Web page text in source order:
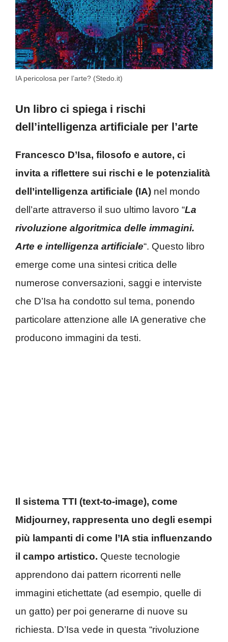
IA pericolosa per l’arte? (Stedo.it)
Un libro ci spiega i rischi
dell’intelligenza artificiale per l’arte
Francesco D’Isa, filosofo e autore, ci
invita a riflettere sui rischi e le potenzialità
dell’intelligenza artificiale (IA) nel mondo
dell’arte attraverso il suo ultimo lavoro “La
rivoluzione algoritmica delle immagini.
Arte e intelligenza artificiale“. Questo libro
emerge come una sintesi critica delle
numerose conversazioni, saggi e interviste
che D’Isa ha condotto sul tema, ponendo
particolare attenzione alle IA generative che
producono immagini da testi.
Il sistema TTI (text-to-image), come
Midjourney, rappresenta uno degli esempi
più lampanti di come l’IA stia influenzando
il campo artistico. Queste tecnologie
apprendono dai pattern ricorrenti nelle
immagini etichettate (ad esempio, quelle di
un gatto) per poi generarne di nuove su
richiesta. D’Isa vede in questa “rivoluzione